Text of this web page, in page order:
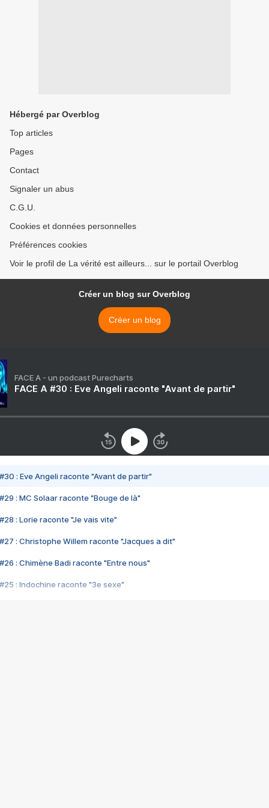
Hébergé par Overblog
Top articles
Pages
Contact
Signaler un abus
C.G.U.
Cookies et données personnelles
Préférences cookies
Voir le profil de La vérité est ailleurs... sur le portail Overblog
Créer un blog sur Overblog
Créer un blog
FACE A - un podcast Purecharts
FACE A #30 : Eve Angeli raconte "Avant de partir"
#30 : Eve Angeli raconte "Avant de partir"
#29 : MC Solaar raconte "Bouge de là"
#28 : Lorie raconte "Je vais vite"
#27 : Christophe Willem raconte "Jacques a dit"
#26 : Chimène Badi raconte "Entre nous"
#25 : Indochine raconte "3e sexe"